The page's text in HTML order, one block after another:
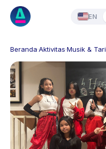
EN
Beranda·Aktivitas·Musik & Tari